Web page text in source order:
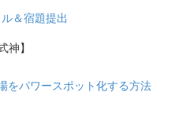
＆宿題提出
】
パワースポット化する方法